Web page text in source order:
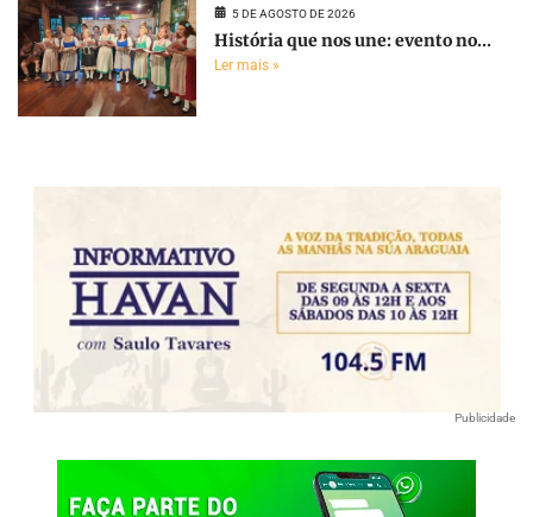
5 DE AGOSTO DE 2026
História que nos une: evento no...
Ler mais »
Publicidade